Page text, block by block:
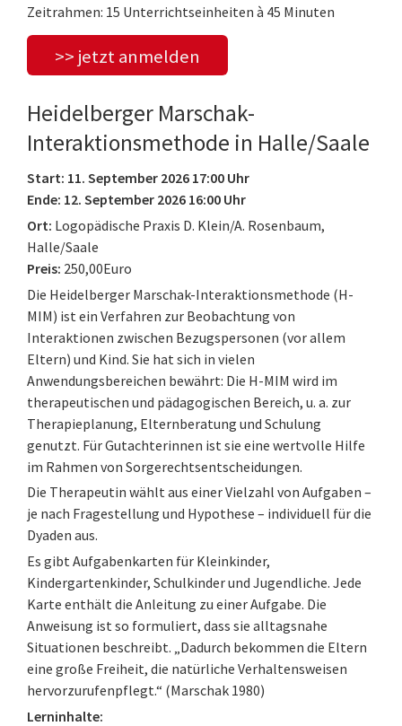
Zeitrahmen: 15 Unterrichtseinheiten à 45 Minuten
>> jetzt anmelden
Heidelberger Marschak-
Interaktionsmethode in Halle/Saale
Start: 11. September 2026 17:00 Uhr
Ende: 12. September 2026 16:00 Uhr
Ort: Logopädische Praxis D. Klein/A. Rosenbaum,
Halle/Saale
Preis: 250,00Euro
Die Heidelberger Marschak-Interaktionsmethode (H-
MIM) ist ein Verfahren zur Beobachtung von
Interaktionen zwischen Bezugspersonen (vor allem
Eltern) und Kind. Sie hat sich in vielen
Anwendungsbereichen bewährt: Die H-MIM wird im
therapeutischen und pädagogischen Bereich, u. a. zur
Therapieplanung, Elternberatung und Schulung
genutzt. Für Gutachterinnen ist sie eine wertvolle Hilfe
im Rahmen von Sorgerechtsentscheidungen.
Die Therapeutin wählt aus einer Vielzahl von Aufgaben –
je nach Fragestellung und Hypothese – individuell für die
Dyaden aus.
Es gibt Aufgabenkarten für Kleinkinder,
Kindergartenkinder, Schulkinder und Jugendliche. Jede
Karte enthält die Anleitung zu einer Aufgabe. Die
Anweisung ist so formuliert, dass sie alltagsnahe
Situationen beschreibt. „Dadurch bekommen die Eltern
eine große Freiheit, die natürliche Verhaltensweisen
hervorzurufenpflegt.“ (Marschak 1980)
Lerninhalte: